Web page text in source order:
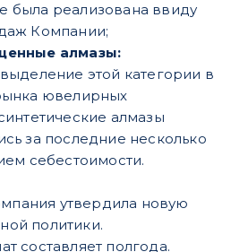
была реализована ввиду
Компании;
алмазы:
этой категории в
ювелирных
алмазы
за последние несколько
себестоимости.
утвердила новую
политики.
составляет полгода.